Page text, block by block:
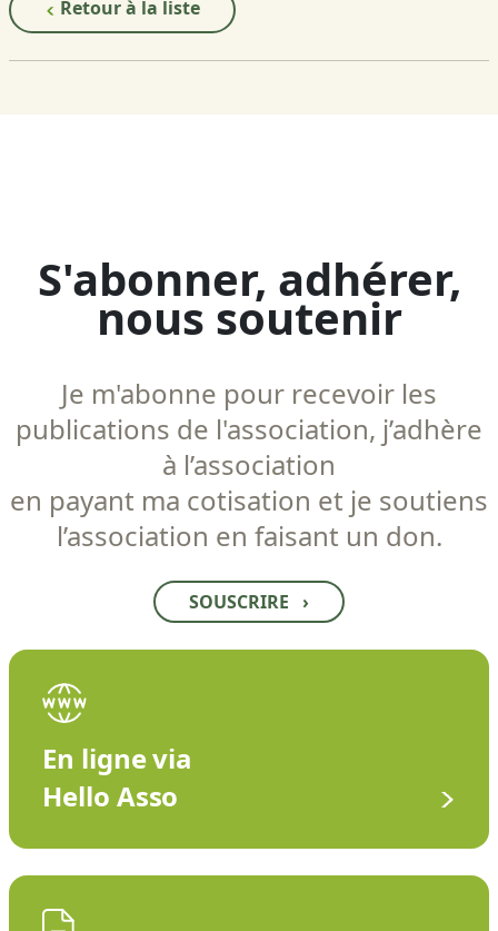
Retour à la liste
S'abonner, adhérer,
nous soutenir
Je m'abonne pour recevoir les
publications de l'association, j’adhère
à l’association
en payant ma cotisation et je soutiens
l’association en faisant un don.
SOUSCRIRE ›
En ligne via
Hello Asso